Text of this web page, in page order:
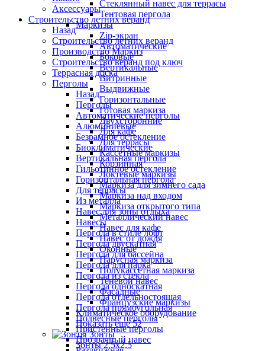
Стеклянный навес для террасы
Тентовая пергола
Маркизы
Zip-экран
Автоматические
Боковые
Вертикальные
Витринные
Выдвижные
Горизонтальные
Готовая маркиза
Двухсторонние
Для кафе
Для террасы
Кассетные маркизы
Корзинная
Локтевые маркизы
Маркиза для зимнего сада
Маркиза над входом
Маркиза открытого типа
Металлический навес
Навес для кафе
Навес от дождя
Оконные
Парусная маркиза
Полукассетная маркиза
Теневой навес
Фасадные
Французские маркизы
Климатическое оборудование
Показать ещё 52
Зонты
Зонты 2,5х2,5
Аксессуары
Строительство летних веранд
Назад
Строительство летних веранд
Производство Маркиз
Строительство веранд под ключ
Террасная доска
Перголы
Назад
Перголы
Автоматические перголы
Алюминиевые
Безрамное остекление
Биоклиматические
Вертикальная пергола
Гильотинное остекление
Горизонтальная пергола
Для террасы
Из металла
Навес для зоны отдыха
Навесы
Пергола в стиле лофт
Пергола двускатная
Пергола для бассейна
Пергола для парка
Пергола из стекла
Пергола односкатная
Пергола отдельностоящая
Пергола прямоугольная
Подвесные перголы
Пристенные перголы
Прозрачный навес